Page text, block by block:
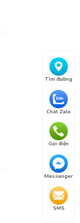
Tìm đường
Chat Zalo
Gọi điện
Messenger
SMS